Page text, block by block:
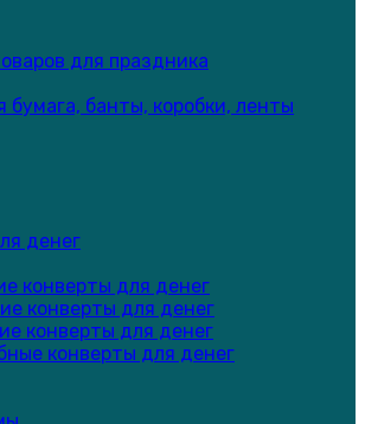
для праздника
бумага, банты, коробки, ленты
денег
конверты для денег
конверты для денег
конверты для денег
конверты для денег